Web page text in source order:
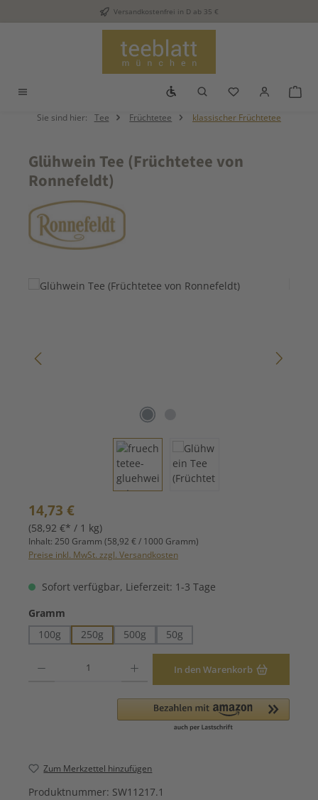
Zum Hauptinhalt springenVersandkostenfrei in D ab 35 €
Werkzeugleiste anzeigen
Du hast 0
Sie sind hier: Tee Früchtetee klassischer Früchtetee
Glühwein Tee (Früchtetee von
Ronnefeldt)
Bildergalerie überspringen
Regulärer Preis:
14,73 €
(58,92 €* / 1 kg)
Inhalt: 250 Gramm (58,92 € / 1000 Gramm)
Preise inkl. MwSt. zzgl. Versandkosten
Sofort verfügbar, Lieferzeit: 1-3 Tage
Gramm
100g
250g 500g 50g
In den Warenkorb
Zum Merkzettel hinzufügen
Produktnummer: SW11217.1